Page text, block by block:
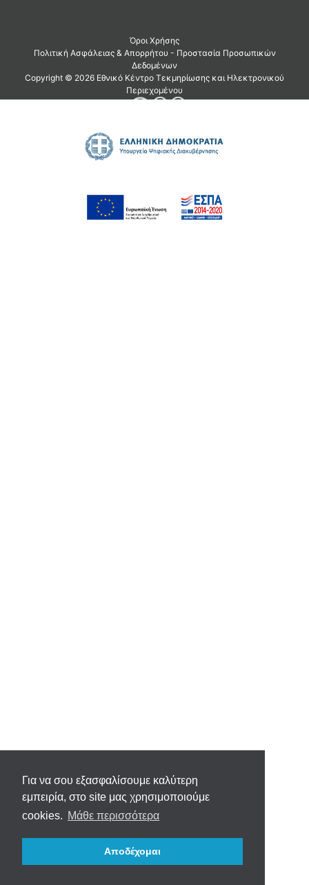
Για να σου εξασφαλίσουμε καλύτερη
εμπειρία, στο site μας χρησιμοποιούμε
cookies. Μάθε περισσότερα
Αποδέχομαι